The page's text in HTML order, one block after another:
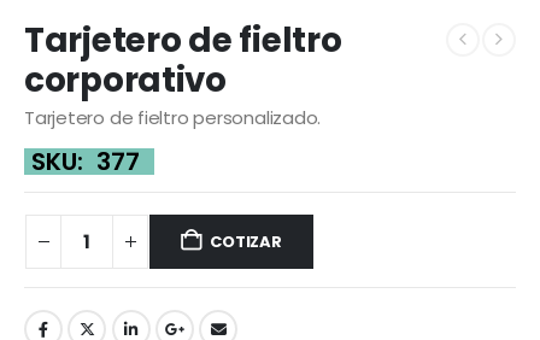
Tarjetero de fieltro
corporativo
Tarjetero de fieltro personalizado.
SKU: 377
COTIZAR